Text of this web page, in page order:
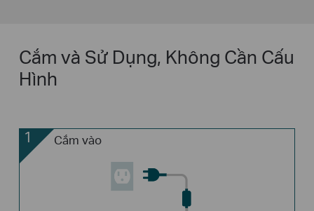
Cắm và Sử Dụng, Không Cần Cấu
Hình
1 Cắm vào